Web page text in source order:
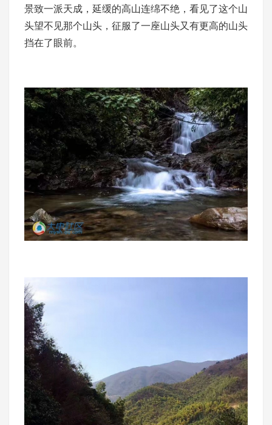
景致一派天成，延缓的高山连绵不绝，看见了这个山
头望不见那个山头，征服了一座山头又有更高的山头
挡在了眼前。